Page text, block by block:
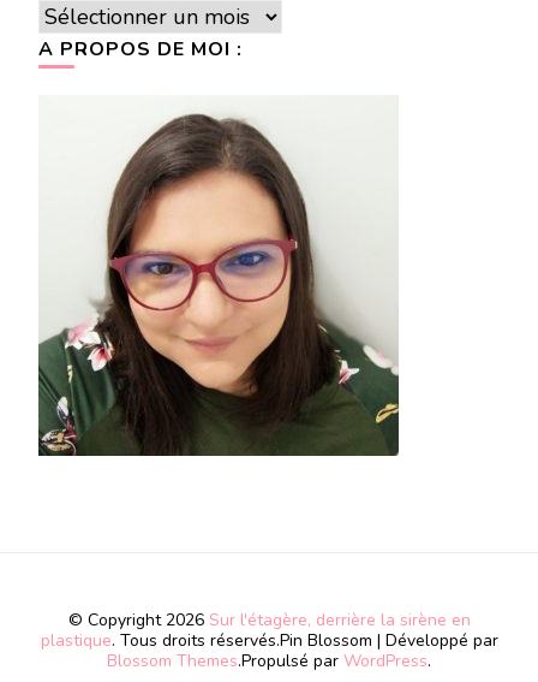
Archives
A PROPOS DE MOI :
© Copyright 2026 Sur l'étagère, derrière la sirène en
plastique. Tous droits réservés.Pin Blossom | Développé par
Blossom Themes.Propulsé par WordPress.